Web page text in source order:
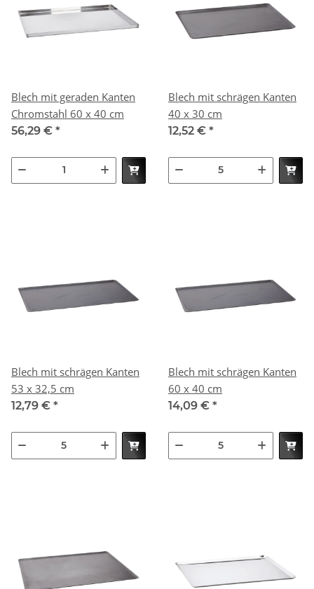
Blech mit geraden Kanten
Chromstahl 60 x 40 cm
56,29 € *
Blech mit schrägen Kanten
40 x 30 cm
12,52 € *
Blech mit schrägen Kanten
53 x 32,5 cm
12,79 € *
Blech mit schrägen Kanten
60 x 40 cm
14,09 € *